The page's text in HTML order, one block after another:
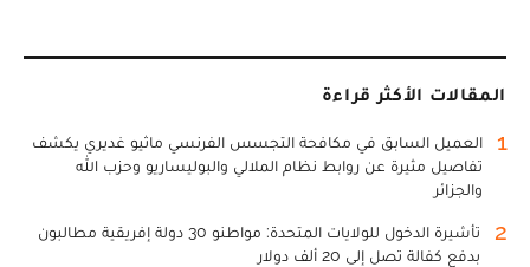
المقالات الأكثر قراءة
1
العميل السابق في مكافحة التجسس الفرنسي ماثيو غديري يكشف
تفاصيل مثيرة عن روابط نظام الملالي والبوليساريو وحزب الله
والجزائر
2
تأشيرة الدخول للولايات المتحدة: مواطنو 30 دولة إفريقية مطالبون
بدفع كفالة تصل إلى 20 ألف دولار